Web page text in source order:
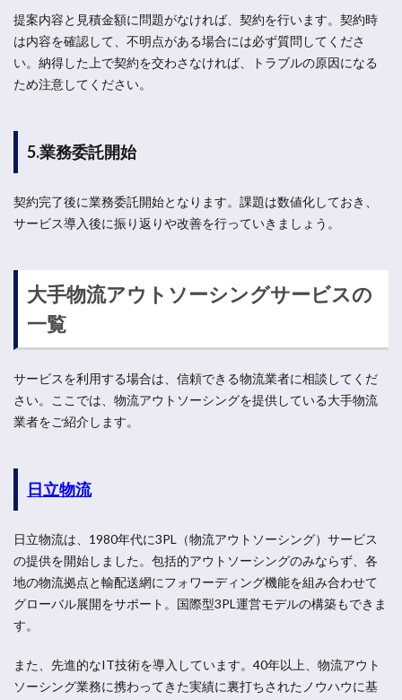
提案内容と見積金額に問題がなければ、契約を行います。契約時
は内容を確認して、不明点がある場合には必ず質問してくださ
い。納得した上で契約を交わさなければ、トラブルの原因になる
ため注意してください。
5.業務委託開始
契約完了後に業務委託開始となります。課題は数値化しておき、
サービス導入後に振り返りや改善を行っていきましょう。
大手物流アウトソーシングサービスの
一覧
サービスを利用する場合は、信頼できる物流業者に相談してくだ
さい。ここでは、物流アウトソーシングを提供している大手物流
業者をご紹介します。
日立物流
日立物流は、1980年代に3PL（物流アウトソーシング）サービス
の提供を開始しました。包括的アウトソーシングのみならず、各
地の物流拠点と輸配送網にフォワーディング機能を組み合わせて
グローバル展開をサポート。国際型3PL運営モデルの構築もできま
す。
また、先進的なIT技術を導入しています。40年以上、物流アウト
ソーシング業務に携わってきた実績に裏打ちされたノウハウに基